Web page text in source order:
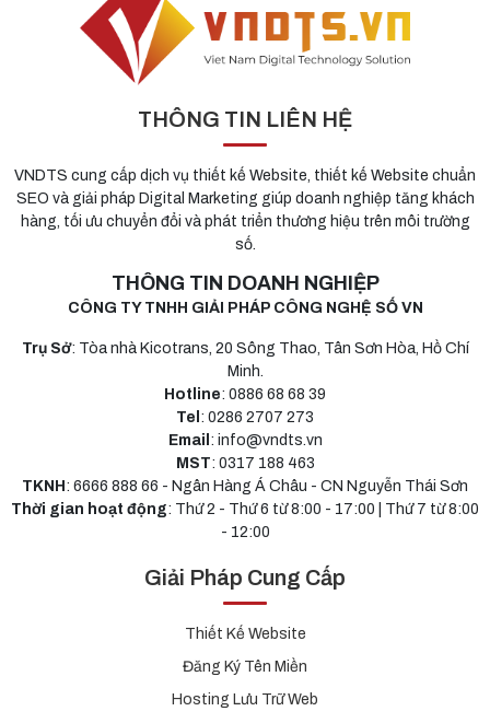
THÔNG TIN LIÊN HỆ
VNDTS cung cấp dịch vụ thiết kế Website, thiết kế Website chuẩn
SEO và giải pháp Digital Marketing giúp doanh nghiệp tăng khách
hàng, tối ưu chuyển đổi và phát triển thương hiệu trên môi trường
số.
THÔNG TIN DOANH NGHIỆP
CÔNG TY TNHH GIẢI PHÁP CÔNG NGHỆ SỐ VN
Trụ Sở: Tòa nhà Kicotrans, 20 Sông Thao, Tân Sơn Hòa, Hồ Chí
Minh.
Hotline: 0886 68 68 39
Tel : 0286 2707 273
Email : info@vndts.vn
MST: 0317 188 463
TKNH : 6666 888 66 - Ngân Hàng Á Châu - CN Nguyễn Thái Sơn
Thời gian hoạt động: Thứ 2 - Thứ 6 từ 8:00 - 17:00 | Thứ 7 từ 8:00
- 12:00
Giải Pháp Cung Cấp
Thiết Kế Website
Đăng Ký Tên Miền
Hosting Lưu Trữ Web